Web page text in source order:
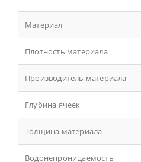
Материал
Плотность материала
Производитель материала
Глубина ячеек
Толщина материала
Водонепроницаемость